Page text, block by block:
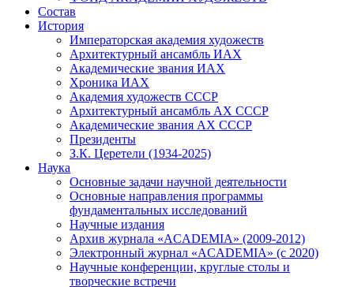
Состав
История
Императорская академия художеств
Архитектурный ансамбль ИАХ
Академические звания ИАХ
Хроника ИАХ
Академия художеств СССР
Архитектурный ансамбль АХ СССР
Академические звания АХ СССР
Президенты
З.К. Церетели (1934-2025)
Наука
Основные задачи научной деятельности
Основные направления программы
фундаментальных исследований
Научные издания
Архив журнала «ACADEMIA» (2009-2012)
Электронный журнал «ACADEMIA» (с 2020)
Научные конференции, круглые столы и
творческие встречи